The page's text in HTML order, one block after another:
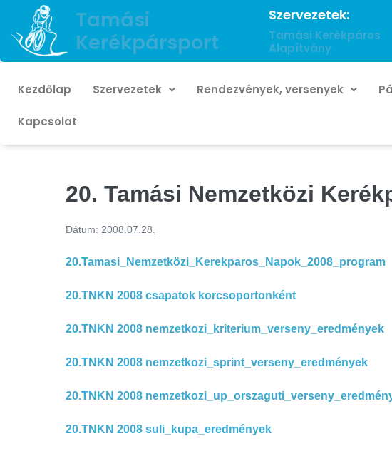
Tamási
Kerékpársport
Szervezetek:
Tamási Kerékpáros
Alapítvány
Kezdőlap Szervezetek Rendezvények, versenyek
Kapcsolat
20. Tamási Nemzetközi
Dátum: 2008.07.28.
20.Tamasi_Nemzetközi_Kerekparos_Napok_2008_program
20.TNKN 2008 csapatok korcsoportonként
20.TNKN 2008 nemzetkozi_kriterium_verseny_eredmények
20.TNKN 2008 nemzetkozi_sprint_verseny_eredmények
20.TNKN 2008
20.TNKN 2008 suli_kupa_eredmények